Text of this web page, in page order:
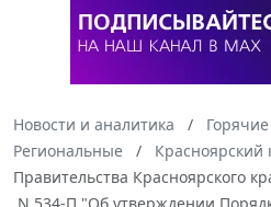
Новости и аналитика
Региональные
Красноярский
Правительства Красноярского